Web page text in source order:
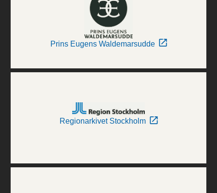
Prins Eugens Waldemarsudde
Regionarkivet Stockholm